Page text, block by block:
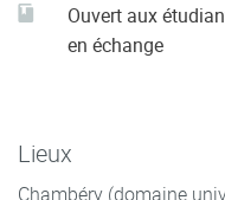
Ouvert aux
en échange
Lieux
Chambéry (domaine